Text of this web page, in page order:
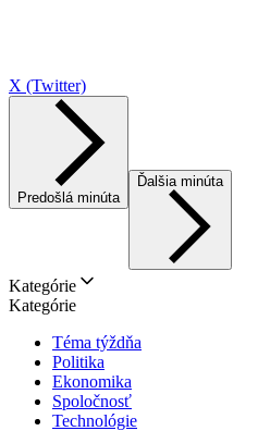
X (Twitter)
Predošlá minúta
Ďalšia minúta
Kategórie
Kategórie
Téma týždňa
Politika
Ekonomika
Spoločnosť
Technológie